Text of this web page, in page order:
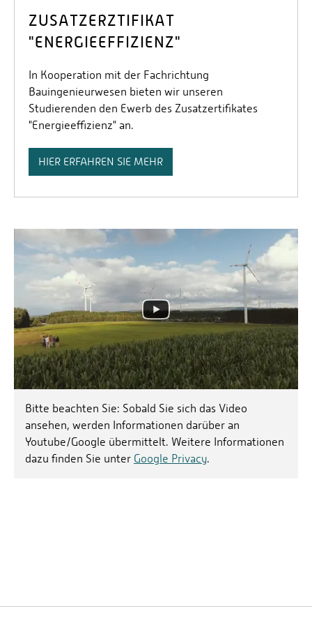
ZUSATZERZTIFIKAT
"ENERGIEEFFIZIENZ"
In Kooperation mit der Fachrichtung
Bauingenieurwesen bieten wir unseren
Studierenden den Ewerb des Zusatzertifikates
"Energieeffizienz" an.
HIER ERFAHREN SIE MEHR
Bitte beachten Sie: Sobald Sie sich das Video
ansehen, werden Informationen darüber an
Youtube/Google übermittelt. Weitere Informationen
dazu finden Sie unter Google Privacy.